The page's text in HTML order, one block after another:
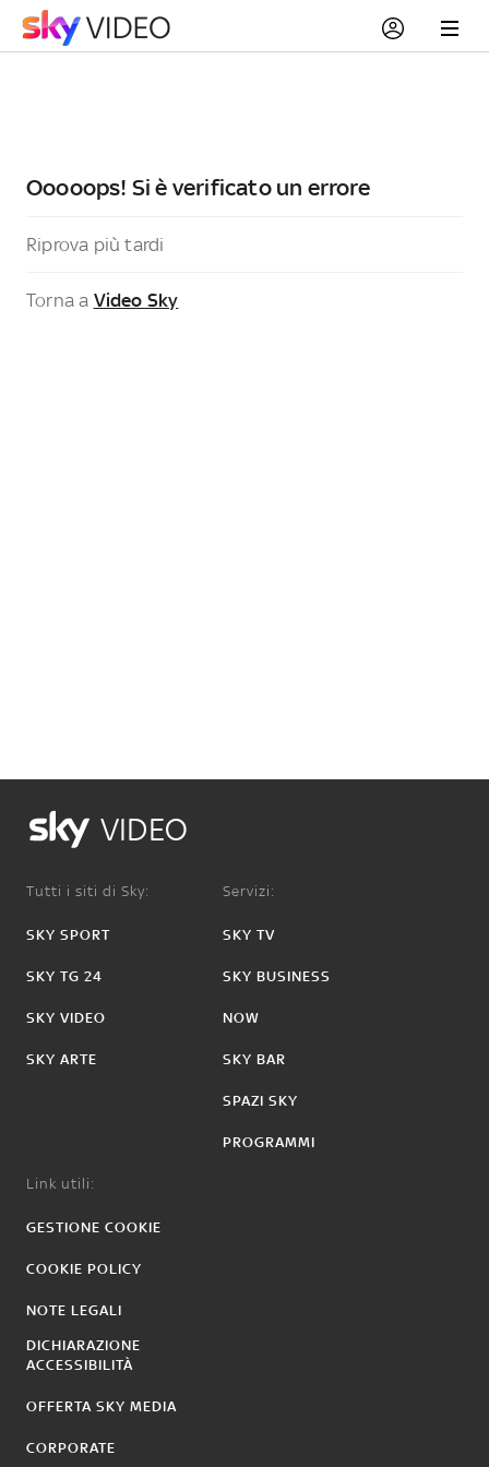
Ooooops! Si è verificato un errore
Riprova più tardi
Torna a Video Sky
VIDEO
Tutti i siti di Sky:
SKY SPORT
SKY TG 24
SKY VIDEO
SKY ARTE
Servizi:
SKY TV
SKY BUSINESS
NOW
SKY BAR
SPAZI SKY
PROGRAMMI
Link utili:
GESTIONE COOKIE
COOKIE POLICY
NOTE LEGALI
DICHIARAZIONE
ACCESSIBILITÀ
OFFERTA SKY MEDIA
CORPORATE